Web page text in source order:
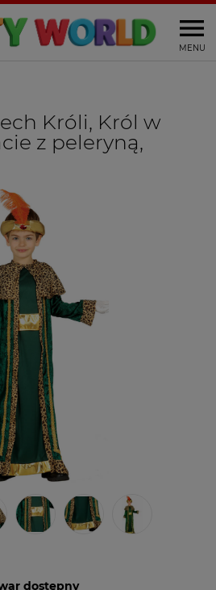
MENU
Króli, Król w
z peleryną,
dostępny